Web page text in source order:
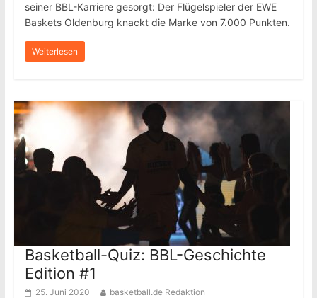
seiner BBL-Karriere gesorgt: Der Flügelspieler der EWE
Baskets Oldenburg knackt die Marke von 7.000 Punkten.
Weiterlesen
Basketball-Quiz: BBL-Geschichte
Edition #1
25. Juni 2020 basketball.de Redaktion